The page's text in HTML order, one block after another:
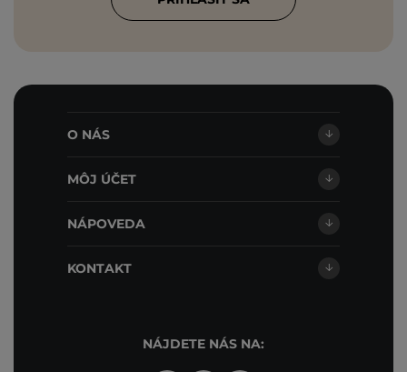
O NÁS
MÔJ ÚČET
NÁPOVEDA
KONTAKT
NÁJDETE NÁS NA: